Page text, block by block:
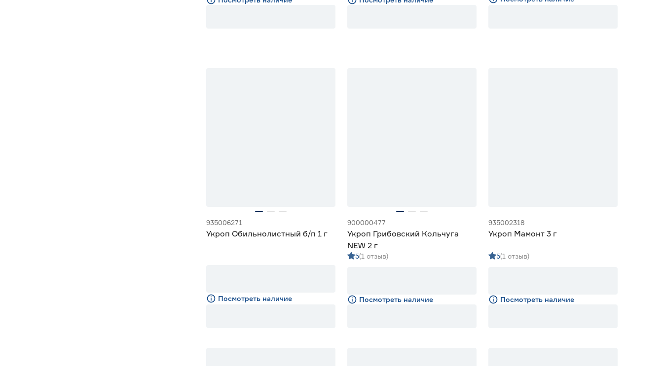
935006271
Укроп Обильнолистный б/п 1 г
Посмотреть наличие
900000477
Укроп Грибовский Кольчуга
NEW 2 г
5(1 отзыв)
Посмотреть наличие
935002318
Укроп Мамонт 3 г
5(1 отзыв)
Посмотреть наличие